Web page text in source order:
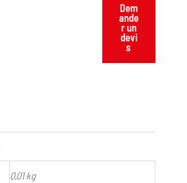
Dem
ande
r un
devi
s
0,01 kg